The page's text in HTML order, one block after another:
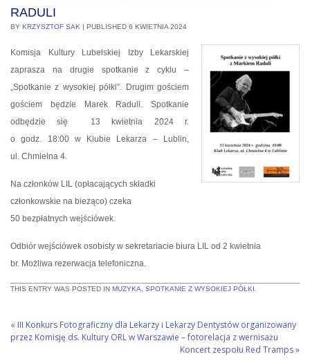
RADULI
BY KRZYSZTOF SAK | PUBLISHED 6 KWIETNIA 2024
Komisja Kultury Lubelskiej Izby Lekarskiej
zaprasza na drugie spotkanie z cyklu –
„Spotkanie z wysokiej półki”. Drugim gościem
gościem będzie Marek Raduli. Spotkanie
odbędzie się 13 kwietnia 2024 r.
o godz. 18:00 w Klubie Lekarza – Lublin,
ul. Chmielna 4.
Na członków LIL (opłacających składki
członkowskie na bieżąco) czeka
50 bezpłatnych wejściówek.
Odbiór wejściówek osobisty w sekretariacie biura LIL od 2 kwietnia
br. Możliwa rezerwacja telefoniczna.
THIS ENTRY WAS POSTED IN MUZYKA, SPOTKANIE Z WYSOKIEJ PÓŁKI.
« III Konkurs Fotograficzny dla Lekarzy i Lekarzy Dentystów organizowany
przez Komisję ds. Kultury ORL w Warszawie – fotorelacja z wernisażu
Koncert zespołu Red Tramps»